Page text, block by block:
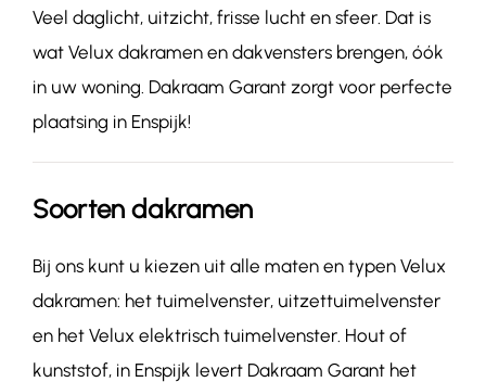
Veel daglicht, uitzicht, frisse lucht en sfeer. Dat is
wat Velux dakramen en dakvensters brengen, óók
in uw woning. Dakraam Garant zorgt voor perfecte
plaatsing in Enspijk!
Soorten dakramen
Bij ons kunt u kiezen uit alle maten en typen Velux
dakramen: het tuimelvenster, uitzettuimelvenster
en het Velux elektrisch tuimelvenster. Hout of
kunststof, in Enspijk levert Dakraam Garant het